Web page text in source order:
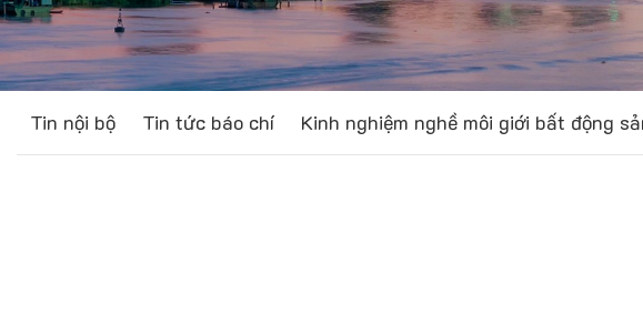
Tin nội bộ Tin tức báo chí Kinh nghiệm nghề môi giới bất động